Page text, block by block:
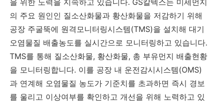
을 위한 노력을 지속하고 있습니다. GS칼텍스는 미세먼지
의 주요 원인인 질소산화물과 황산화물을 저감하기 위해
공장 주굴뚝에 원격모니터링시스템(TMS)을 설치해 대기
오염물질 배출농도를 실시간으로 모니터링하고 있습니다.
TMS를 통해 질소산화물, 황산화물, 총 부유먼지 배출현황
을 모니터링합니다. 이를 공장 내 운전감시시스템(OMS)
과 연계해 오염물질 농도가 기준치를 초과하면 즉시 경보
를 울리고 이상여부를 확인하고 개선을 위해 노력하고 있